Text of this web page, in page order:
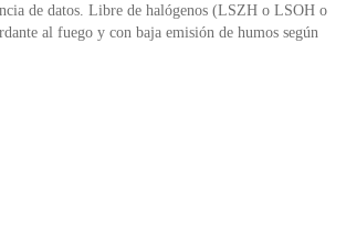
de datos. Libre de halógenos (LSZH o LSOH o
al fuego y con baja emisión de humos según